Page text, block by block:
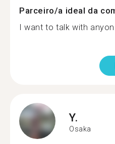
Parceiro/a ideal da
I want to talk with
Y.
Osaka